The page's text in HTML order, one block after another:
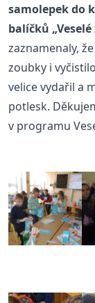
samolepek do
balíčků
zaznamenaly,
zoubky i
velice vydařil a
potlesk.
v programu